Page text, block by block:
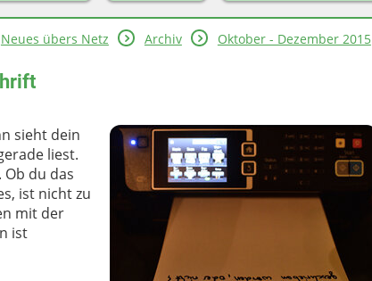
Neues übers Netz Archiv Oktober - Dezember 2015
sieht dein
liest.
Ob du das
ist nicht zu
mit der
ist